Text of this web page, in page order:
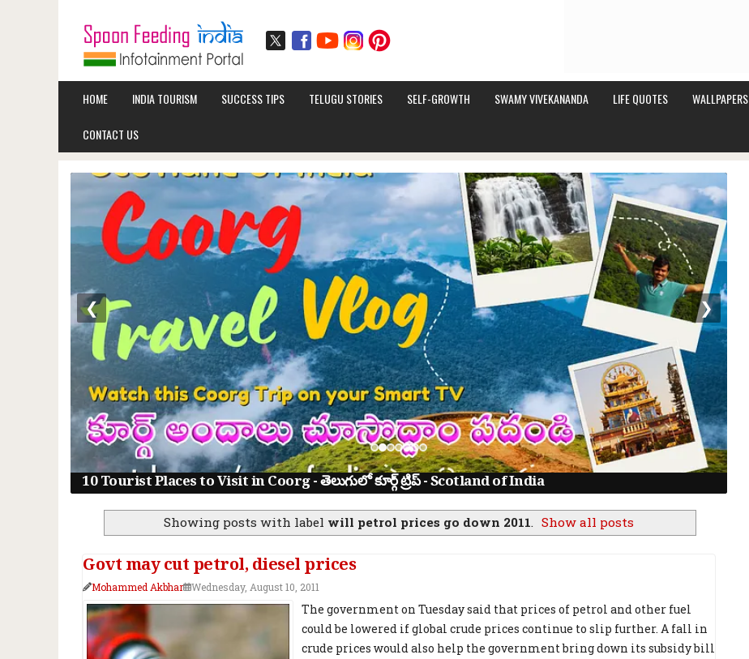
HOME INDIA TOURISM SUCCESS TIPS TELUGU STORIES SELF-GROWTH SWAMY VIVEKANANDA LIFE QUOTES WALLPAPERS
CONTACT US
10 Tourist Places to Visit in Coorg - తెలుగులో కూర్గ్ ట్రిప్ - Scotland of India
❮ ❯
Showing posts with label will petrol prices go down 2011. Show all posts
Govt may cut petrol, diesel prices
Mohammed Akbhar Wednesday, August 10, 2011
The government on Tuesday said that prices of petrol and other fuel
could be lowered if global crude prices continue to slip further. A fall in
crude prices would also help the government bring down its subsidy bill